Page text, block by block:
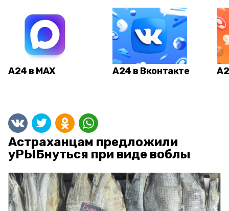
А24 в MAX А24 в Вконтакте
Астраханцам предложили
уРЫБнуться при виде воблы